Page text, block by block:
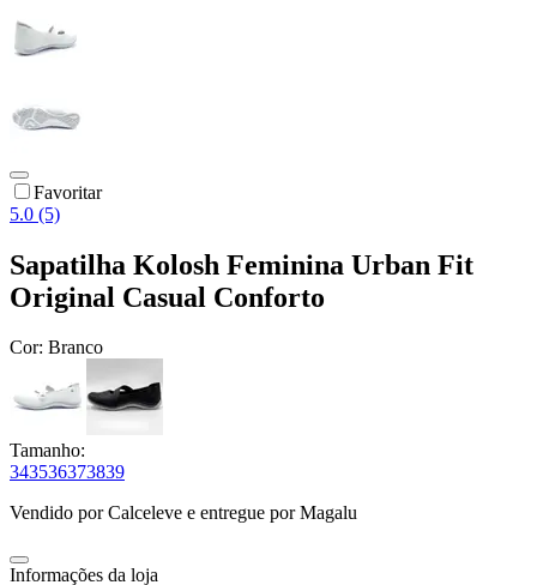
Favoritar
5.0 (5)
Sapatilha Kolosh Feminina Urban Fit
Original Casual Conforto
Cor: Branco
Tamanho:
343536373839
Vendido porCalceleve e entregue por Magalu
Informações da loja